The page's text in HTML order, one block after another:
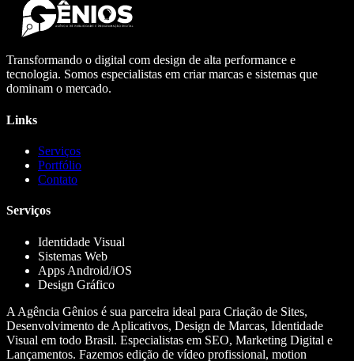
Transformando o digital com design de alta performance e
tecnologia. Somos especialistas em criar marcas e sistemas que
dominam o mercado.
Links
Serviços
Portfólio
Contato
Serviços
Identidade Visual
Sistemas Web
Apps Android/iOS
Design Gráfico
A Agência Gênios é sua parceira ideal para Criação de Sites,
Desenvolvimento de Aplicativos, Design de Marcas, Identidade
Visual em todo Brasil. Especialistas em SEO, Marketing Digital e
Lançamentos. Fazemos edição de vídeo profissional, motion